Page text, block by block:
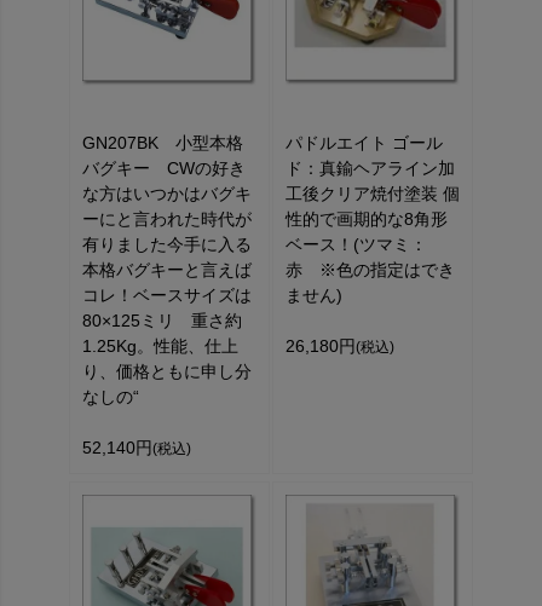
GN207BK 小型本格
バグキー CWの好き
な方はいつかはバグキ
ーにと言われた時代が
有りました今手に入る
本格バグキーと言えば
コレ！ベースサイズは
80×125ミリ 重さ約
1.25Kg。性能、仕上
り、価格ともに申し分
なしの“
52,140円 (税込)
パドルエイト ゴール
ド：真鍮ヘアライン加
工後クリア焼付塗装 個
性的で画期的な8角形
ベース！(ツマミ：
赤 ※色の指定はでき
ません)
26,180円 (税込)